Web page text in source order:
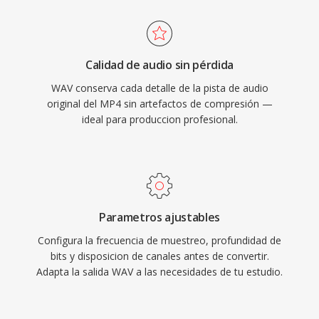
de archivo prácticos a través de redes con
ancho de banda limitado y dispositivos con
almacenamiento restringido.
importante es la fidelidad sin pérdida: dado qué
el WAV estándar no aplica ninguna compresión,
los datos almacenados son una representación
digital exacta de la grabación original,
convirtiéndolo en la opción preferida para
masterización y archivo. WAV también soporta
de producción. La principal desventaja es el
calidad CD ocupa aproximadamente 10 MB —
y la estructura RIFF de 32 bits impone un límite
de 4 GB, aunque RF64 elimina esa restricción.
Calidad de audio sin pérdida
WAV conserva cada detalle de la pista de audio
original del MP4 sin artefactos de compresión —
ideal para produccion profesional.
Parametros ajustables
Configura la frecuencia de muestreo, profundidad de
bits y disposicion de canales antes de convertir.
Adapta la salida WAV a las necesidades de tu estudio.